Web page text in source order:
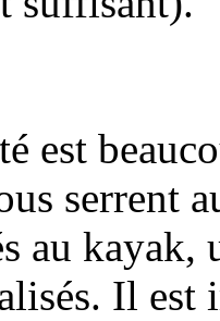
est
serrent
au
Il est